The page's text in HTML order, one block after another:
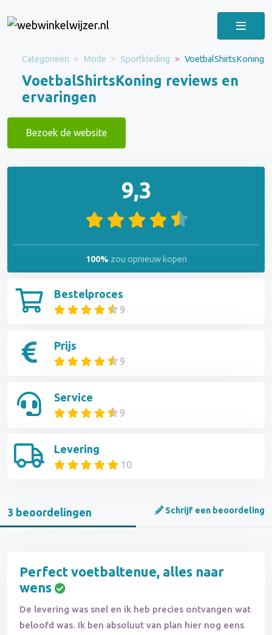
Categorieën Mode Sportkleding VoetbalShirtsKoning
VoetbalShirtsKoning reviews en
ervaringen
Bezoek de website
Bestelproces
9
Prijs
9
Service
9
Levering
10
9,3
100% zou opnieuw kopen
3 beoordelingen Schrijf een beoordeling
Perfect voetbaltenue, alles naar
wens
De levering was snel en ik heb precies ontvangen wat
beloofd was. Ik ben absoluut van plan hier nog eens